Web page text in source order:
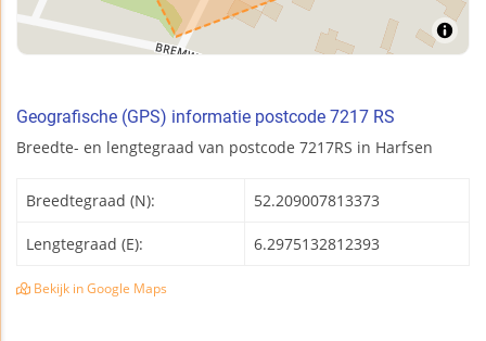
Geografische (GPS) informatie postcode 7217 RS
Breedte- en lengtegraad van postcode 7217RS in Harfsen
Breedtegraad (N): 52.209007813373
Lengtegraad (E): 6.2975132812393
Bekijk in Google Maps